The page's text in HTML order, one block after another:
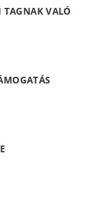
TAGNAK VALÓ